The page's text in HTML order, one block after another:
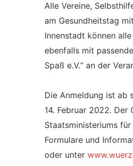
Alle Vereine,
am Gesundheitstag
Innenstadt können
ebenfalls mit
Spaß e.V.“ an der
Die Anmeldung ist ab
14. Februar 2022.
Staatsministeriums
Formulare und
oder unter